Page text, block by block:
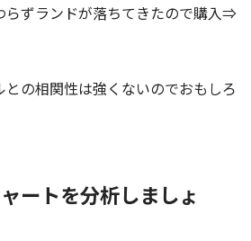
らずランドが落ちてきたので購入⇒
の相関性は強くないのでおもしろ
ートを分析しましょ